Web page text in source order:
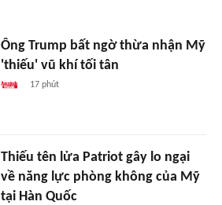
Ông Trump bất ngờ thừa nhận Mỹ
'thiếu' vũ khí tối tân
17 phút
Thiếu tên lửa Patriot gây lo ngại
về năng lực phòng không của Mỹ
tại Hàn Quốc